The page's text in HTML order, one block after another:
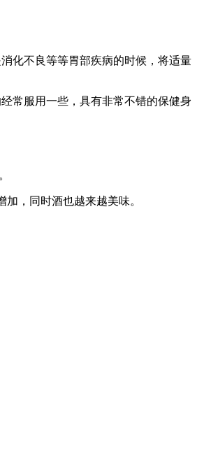
化不良等等胃部疾病的时候，将适量
常服用一些，具有非常不错的保健身
，同时酒也越来越美味。